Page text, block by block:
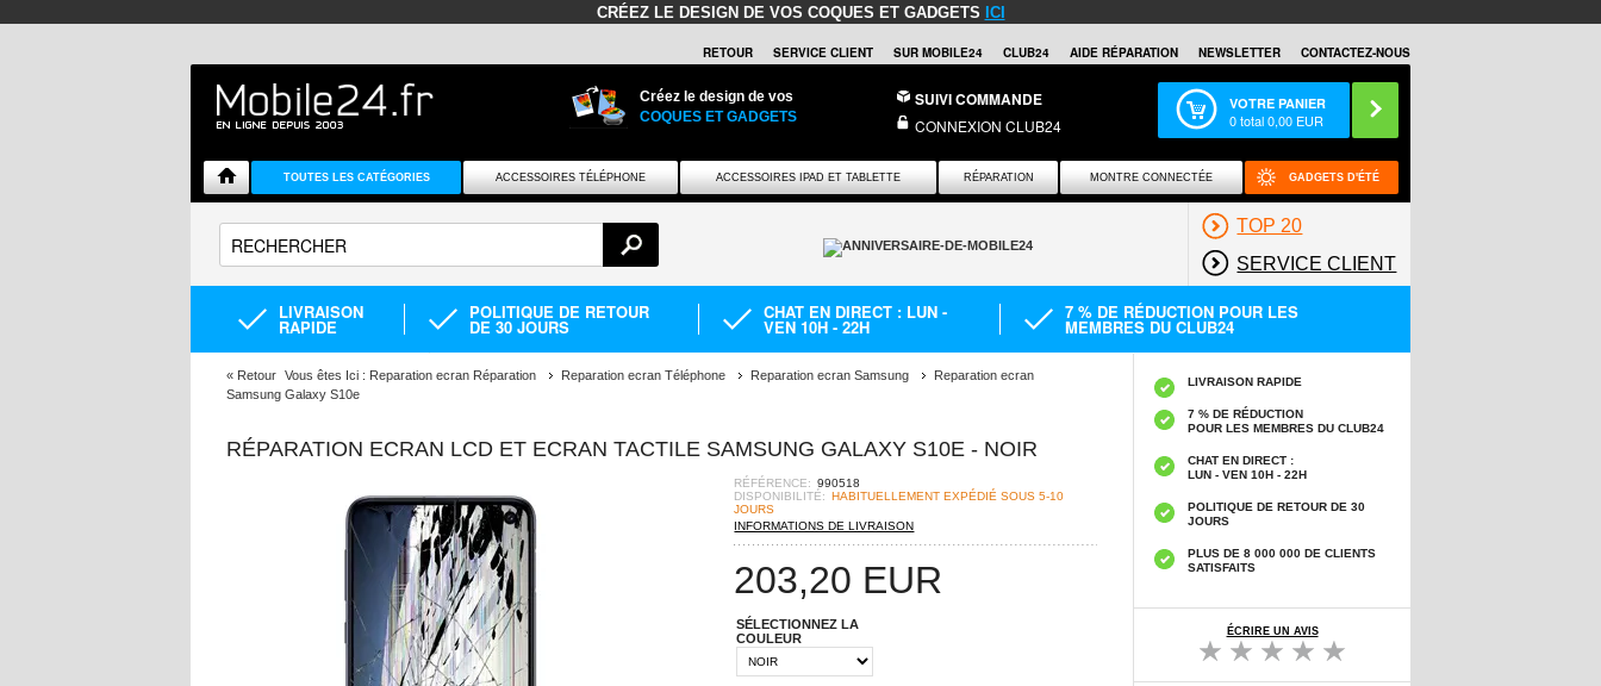
CRÉEZ LE DESIGN DE VOS COQUES ET GADGETS ICI
RETOUR SERVICE CLIENT SUR MOBILE24 CLUB24 AIDE RÉPARATION NEWSLETTER CONTACTEZ-NOUS
Créez le design de vos
COQUES ET GADGETS
SUIVI COMMANDE
CONNEXION CLUB24
VOTRE PANIER
0total0,00 EUR
TOUTES LES CATÉGORIES ACCESSOIRES TÉLÉPHONE ACCESSOIRES IPAD ET TABLETTE RÉPARATION MONTRE CONNECTÉE GADGETS D'ÉTÉ
TOP 20
SERVICE CLIENT
LIVRAISON
RAPIDE
POLITIQUE DE RETOUR
DE 30 JOURS
CHAT EN DIRECT : LUN -
VEN 10H - 22H
7 % DE RÉDUCTION POUR LES
MEMBRES DU CLUB24
« Retour Vous êtes Ici : Reparation ecran Réparation Reparation ecran Téléphone Reparation ecran Samsung
Reparation ecran
Samsung Galaxy S10e
RÉPARATION ECRAN LCD ET ECRAN TACTILE SAMSUNG GALAXY S10E - NOIR
RÉFÉRENCE: 990518
DISPONIBILITÉ: HABITUELLEMENT EXPÉDIÉ SOUS 5-10
JOURS
INFORMATIONS DE LIVRAISON
203,20 EUR
SÉLECTIONNEZ LA
COULEUR
LIVRAISON RAPIDE
7 % DE RÉDUCTION
POUR LES MEMBRES DU CLUB24
CHAT EN DIRECT :
LUN - VEN 10H - 22H
POLITIQUE DE RETOUR DE 30
JOURS
PLUS DE 8 000 000 DE CLIENTS
SATISFAITS
ÉCRIRE UN AVIS